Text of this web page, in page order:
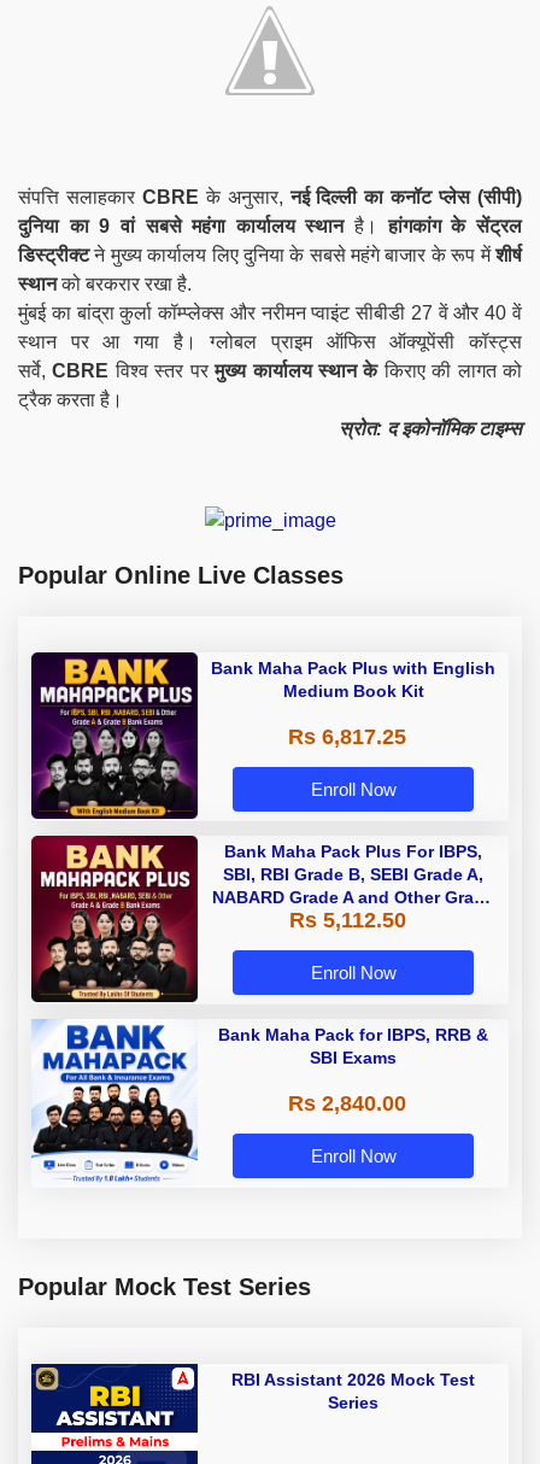
संपत्ति सलाहकार CBRE के अनुसार,नई दिल्ली का कनॉट प्लेस (सीपी)
दुनिया का 9 वां सबसे महंगा कार्यालय स्थानहै।
हांगकांग के सेंट्रल
डिस्ट्रीक्टने मुख्य कार्यालय लिए दुनिया के सबसे महंगे बाजार के रूप मेंशीर्ष
स्थानको बरकरार रखा है.
मुंबई का बांद्रा कुर्ला कॉम्प्लेक्स और नरीमन प्वाइंट सीबीडी 27 वें और 40 वें
स्थान पर आ गया है। ग्लोबल प्राइम ऑफिस ऑक्यूपेंसी कॉस्ट्स
सर्वे,CBRE विश्व स्तर परमुख्य कार्यालय स्थानकेकिराए की लागत को
ट्रैक करता है।
स्रोत: द इकोनॉमिक टाइम्स
Popular Online Live Classes
Bank Maha Pack Plus with English
Medium Book Kit
Rs 6,817.25
Enroll Now
Bank Maha Pack Plus For IBPS,
SBI, RBI Grade B, SEBI Grade A,
NABARD Grade A and Other Grade
A & Grade B Bank Exams
Rs 5,112.50
Enroll Now
Bank Maha Pack for IBPS, RRB &
SBI Exams
Rs 2,840.00
Enroll Now
Popular Mock Test Series
RBI Assistant 2026 Mock Test
Series